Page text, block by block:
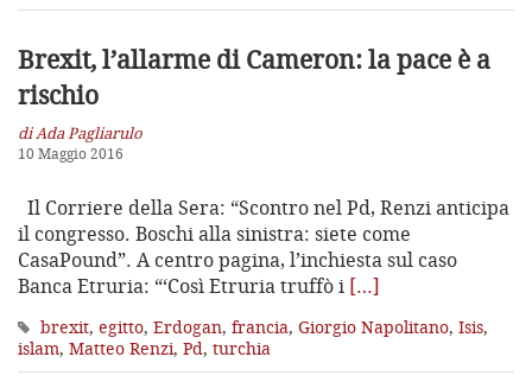
Brexit, l’allarme di Cameron: la pace è a
rischio
di Ada Pagliarulo
10 Maggio 2016
Il Corriere della Sera: “Scontro nel Pd, Renzi anticipa
il congresso. Boschi alla sinistra: siete come
CasaPound”. A centro pagina, l’inchiesta sul caso
Banca Etruria: “‘Così Etruria truffò i […]
brexit, egitto, Erdogan, francia, Giorgio Napolitano, Isis,
islam, Matteo Renzi, Pd, turchia